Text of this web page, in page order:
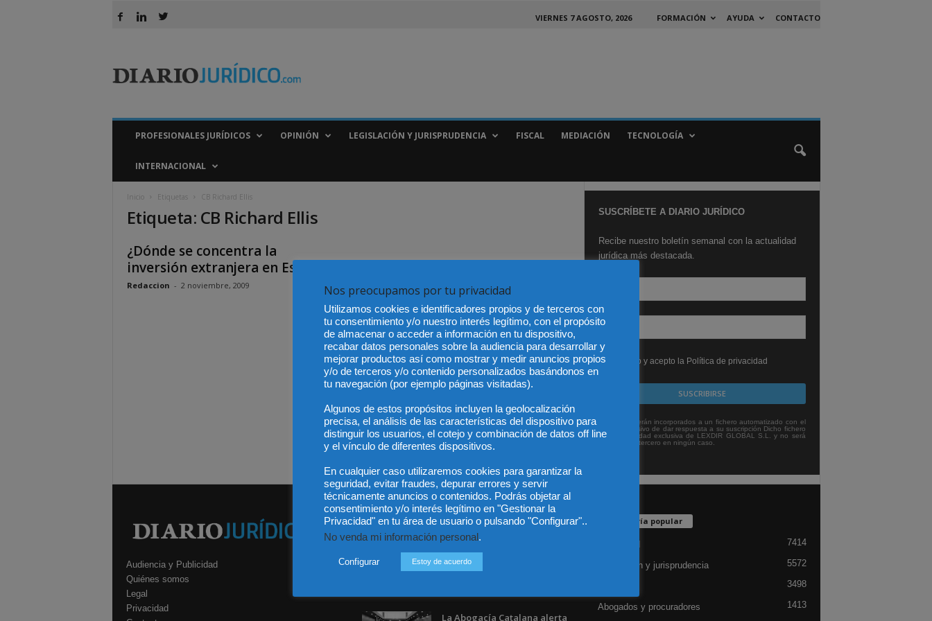
VIERNES 7 AGOSTO, 2026 FORMACIÓN AYUDA CONTACTO
a
r
PROFESIONALES JURÍDICOS OPINIÓN LEGISLACIÓN Y JURISPRUDENCIA FISCAL MEDIACIÓN TECNOLOGÍA
INTERNACIONAL
Inicio Etiquetas CB Richard Ellis
Etiqueta: CB Richard Ellis
¿Dónde se concentra la
inversión extranjera en España?
Redaccion - 2 noviembre, 2009
SUSCRÍBETE A DIARIO JURÍDICO
Recibe nuestro boletín semanal con la actualidad
jurídica más destacada.
He leído y acepto la Política de privacidad
Sus datos serán incorporados a un fichero automatizado con el
objeto exclusivo de dar respuesta a su suscripción Dicho fichero
es de titularidad exclusiva de LEXDIR GLOBAL S.L. y no será
cedido a un tercero en ningún caso.
Audiencia y Publicidad
Quiénes somos
Legal
Privacidad
Incluso más noticias
Especialización total: por
qué TBF Abogados es el
referente en derecho...
La Abogacía Catalana alerta
Categoría popular
7414
Legislación y jurisprudencia 5572
3498
Abogados y procuradores
1413
Nos preocupamos por tu privacidad
Utilizamos cookies e identificadores propios y de terceros con
tu consentimiento y/o nuestro interés legítimo, con el propósito
de almacenar o acceder a información en tu dispositivo,
recabar datos personales sobre la audiencia para desarrollar y
mejorar productos así como mostrar y medir anuncios propios
y/o de terceros y/o contenido personalizados basándonos en
tu navegación (por ejemplo páginas visitadas).
Algunos de estos propósitos incluyen la geolocalización
precisa, el análisis de las características del dispositivo para
distinguir los usuarios, el cotejo y combinación de datos off line
y el vínculo de diferentes dispositivos.
En cualquier caso utilizaremos cookies para garantizar la
seguridad, evitar fraudes, depurar errores y servir
técnicamente anuncios o contenidos. Podrás objetar al
consentimiento y/o interés legítimo en "Gestionar la
Privacidad" en tu área de usuario o pulsando "Configurar"..
No venda mi información personal.
Configurar Estoy de acuerdo